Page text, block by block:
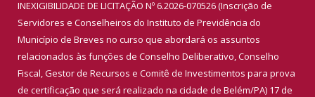
INEXIGIBILIDADE DE LICITAÇÃO Nº 6.2026-070526 (Inscrição de
Servidores e Conselheiros do Instituto de Previdência do
Município de Breves no curso que abordará os assuntos
relacionados às funções de Conselho Deliberativo, Conselho
Fiscal, Gestor de Recursos e Comitê de Investimentos para prova
de certificação que será realizado na cidade de Belém/PA) 17 de